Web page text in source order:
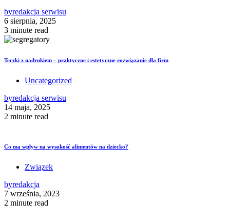
byredakcja serwisu
6 sierpnia, 2025
3 minute read
Teczki z nadrukiem – praktyczne i estetyczne rozwiązanie dla firm
Uncategorized
byredakcja serwisu
14 maja, 2025
2 minute read
Co ma wpływ na wysokość alimentów na dziecko?
Związek
byredakcja
7 września, 2023
2 minute read